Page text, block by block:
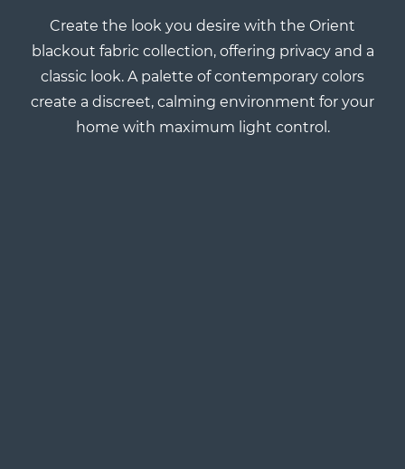
Create the look you desire with the Orient
blackout fabric collection, offering privacy and a
classic look. A palette of contemporary colors
create a discreet, calming environment for your
home with maximum light control.